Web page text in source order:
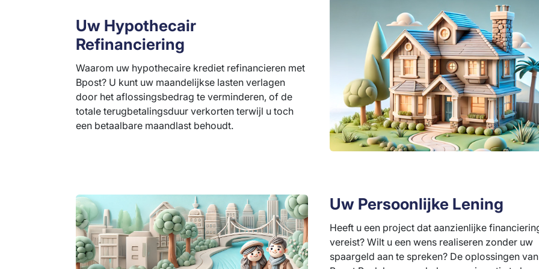
Uw Hypothecair
Refinanciering
Waarom uw hypothecaire krediet refinancieren met
Bpost? U kunt uw maandelijkse lasten verlagen
door het aflossingsbedrag te verminderen, of de
totale terugbetalingsduur verkorten terwijl u toch
een betaalbare maandlast behoudt.
Uw Persoonlijke Lening
Heeft u een project dat aanzienlijke
vereist? Wilt u een wens realiseren zonder uw
spaargeld aan te spreken? De oplossingen van